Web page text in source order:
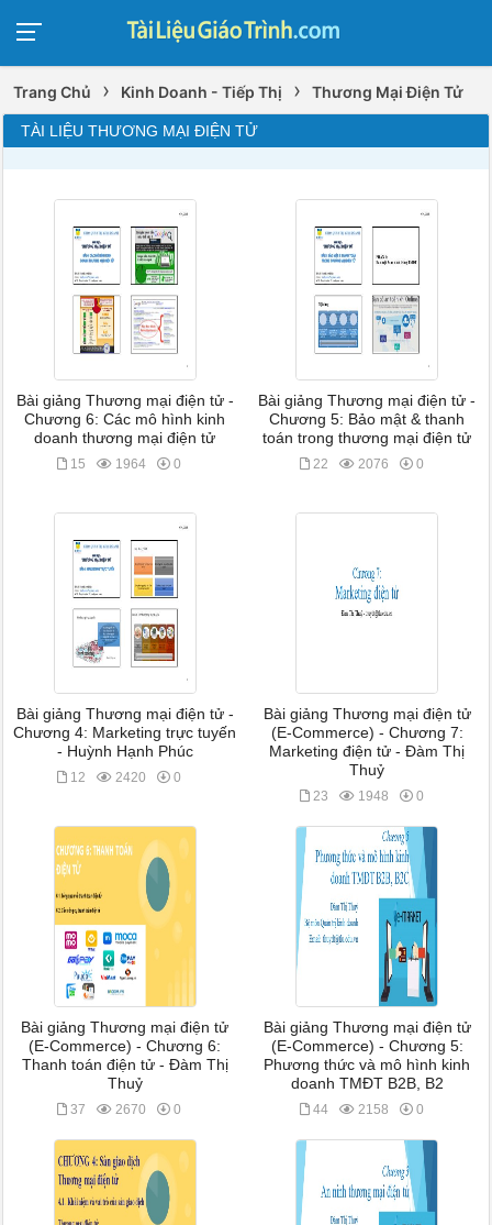
Trang Chủ › Kinh Doanh - Tiếp Thị › Thương Mại Điện Tử
TÀI LIỆU THƯƠNG MẠI ĐIỆN TỬ
Bài giảng Thương mại điện tử -
Chương 6: Các mô hình kinh
doanh thương mại điện tử
15 1964 0
Bài giảng Thương mại điện tử -
Chương 5: Bảo mật & thanh
toán trong thương mại điện tử
22 2076 0
Bài giảng Thương mại điện tử -
Chương 4: Marketing trực tuyến
- Huỳnh Hạnh Phúc
12 2420 0
Bài giảng Thương mại điện tử
(E-Commerce) - Chương 7:
Marketing điện tử - Đàm Thị
Thuỷ
23 1948 0
Bài giảng Thương mại điện tử
(E-Commerce) - Chương 6:
Thanh toán điện tử - Đàm Thị
Thuỷ
37 2670 0
Bài giảng Thương mại điện tử
(E-Commerce) - Chương 5:
Phương thức và mô hình kinh
doanh TMĐT B2B, B2
44 2158 0